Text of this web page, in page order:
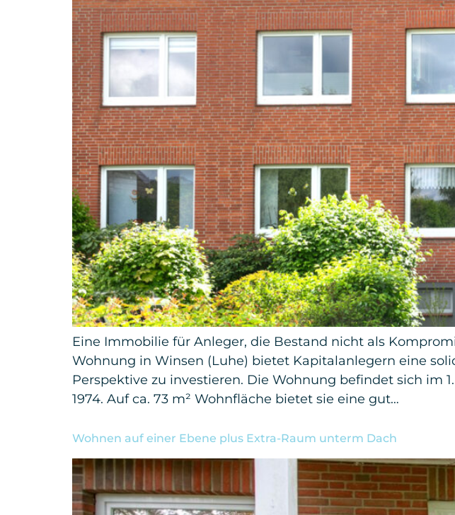
Eine Immobilie für Anleger, die Bestand nicht als
Wohnung in Winsen (Luhe) bietet Kapitalanlegern eine
Perspektive zu investieren. Die Wohnung befindet sich im
1974. Auf ca. 73 m² Wohnfläche bietet sie eine gut…
Wohnen auf einer Ebene plus Extra-Raum unterm Dach